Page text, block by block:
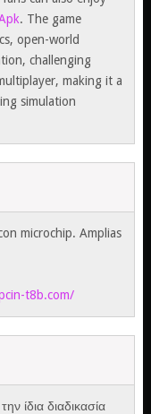
. The game
open-world
challenging
making it a
simulation
microchip. Amplias
t8b.com/
ίδια διαδικασία